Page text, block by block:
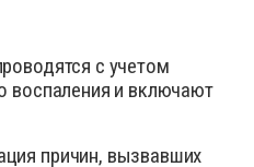
с учетом
воспаления и включают
причин, вызвавших